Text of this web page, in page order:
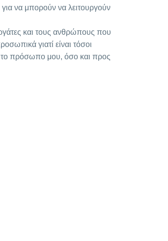
για να μπορούν να λειτουργούν
και τους ανθρώπους που
γιατί είναι τόσοι
το πρόσωπο μου, όσο και προς